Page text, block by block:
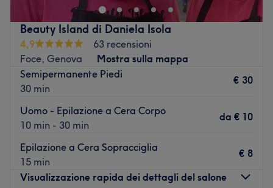
dei capelli, offrendo una vasta gamma di trattamenti
specializzati e utilizzando prodotti senza ammoniaca,
come quelli del marchio Scenic Milano.
Vai al salone
Beauty Island di Daniela Isola
4,9
63 recensioni
Foce, Genova
Mostra sulla mappa
Semipermanente Piedi
30 min
€ 30
Uomo - Epilazione a Cera Corpo
10 min - 30 min
da € 10
Epilazione a Cera Sopracciglia
15 min
€ 8
Visualizzazione rapida dei dettagli del salone